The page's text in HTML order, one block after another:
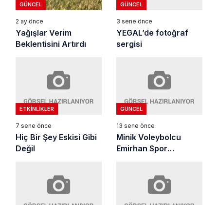
GÜNCEL
2 ay önce
Yağışlar Verim
Beklentisini Artırdı
GÜNCEL
3 sene önce
YEGAL’de fotoğraf
sergisi
ETKINLIKLER
7 sene önce
Hiç Bir Şey Eskisi Gibi
Değil
GÜNCEL
13 sene önce
Minik Voleybolcu
Emirhan Spor